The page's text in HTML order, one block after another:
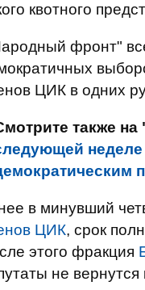
квотного
фронт"
ЦИК в одних
также
неделе
в минувший
ЦИК, срок
этого фракция
не